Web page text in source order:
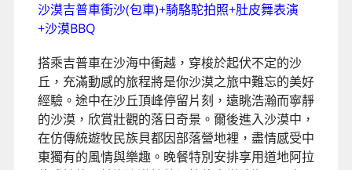
沙漠吉普車衝沙(包車)+騎駱駝拍照+肚皮舞表演
+沙漠BBQ
搭乘吉普車在沙海中衝越，穿梭於起伏不定的沙
丘，充滿動感的旅程將是你沙漠之旅中難忘的美好
經驗。途中在沙丘頂峰停留片刻，遠眺浩瀚而寧靜
的沙漠，欣賞壯觀的落日奇景。爾後進入沙漠中，
在仿傳統遊牧民族貝都因部落營地裡，盡情感受中
東獨有的風情與樂趣。晚餐特別安排享用道地阿拉